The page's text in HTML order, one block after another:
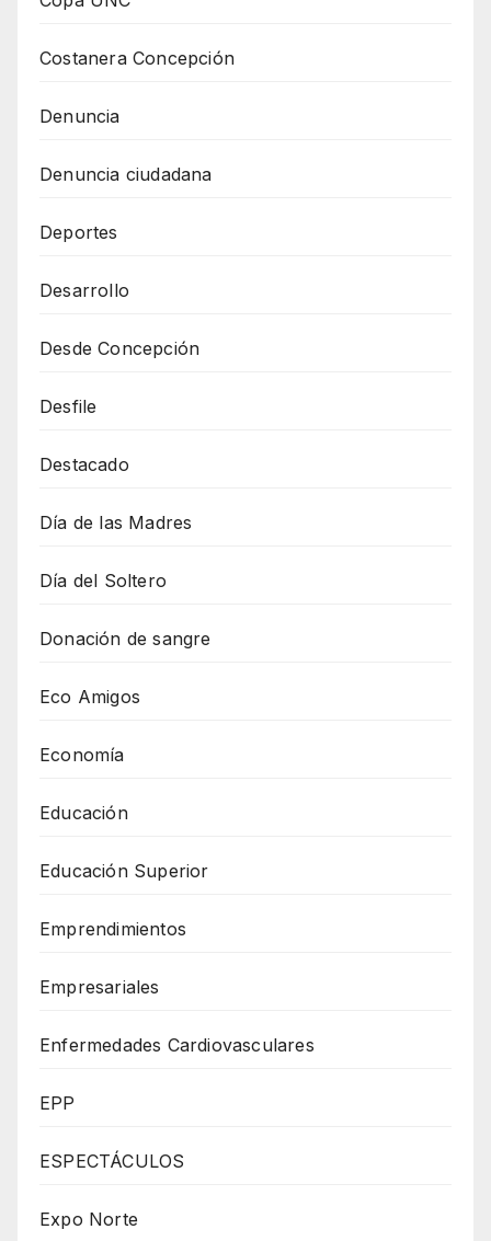
Costanera Concepción
Denuncia
Denuncia ciudadana
Deportes
Desarrollo
Desde Concepción
Desfile
Destacado
Día de las Madres
Día del Soltero
Donación de sangre
Eco Amigos
Economía
Educación
Educación Superior
Emprendimientos
Empresariales
Enfermedades Cardiovasculares
EPP
ESPECTÁCULOS
Expo Norte